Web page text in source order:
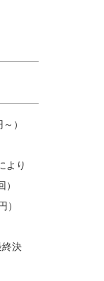
）
より
）
決